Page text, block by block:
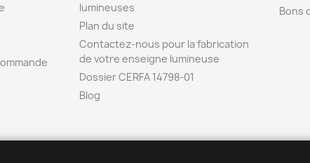
lumineuses
Plan du site
Contactez-nous pour la fabrication
de votre enseigne lumineuse
Dossier CERFA 14798-01
Blog
Bons